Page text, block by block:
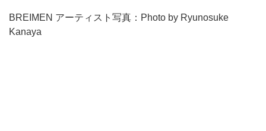
BREIMEN アーティスト写真：Photo by Ryunosuke
Kanaya